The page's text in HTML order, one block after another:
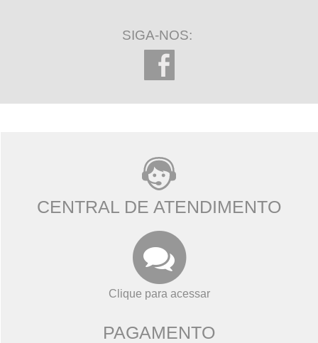
SIGA-NOS:
CENTRAL DE ATENDIMENTO
Clique para acessar
PAGAMENTO